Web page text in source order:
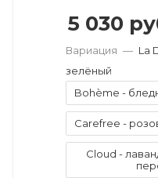
5 030
Вариация — La
зелёный
Bohème -
Carefree -
Cloud -